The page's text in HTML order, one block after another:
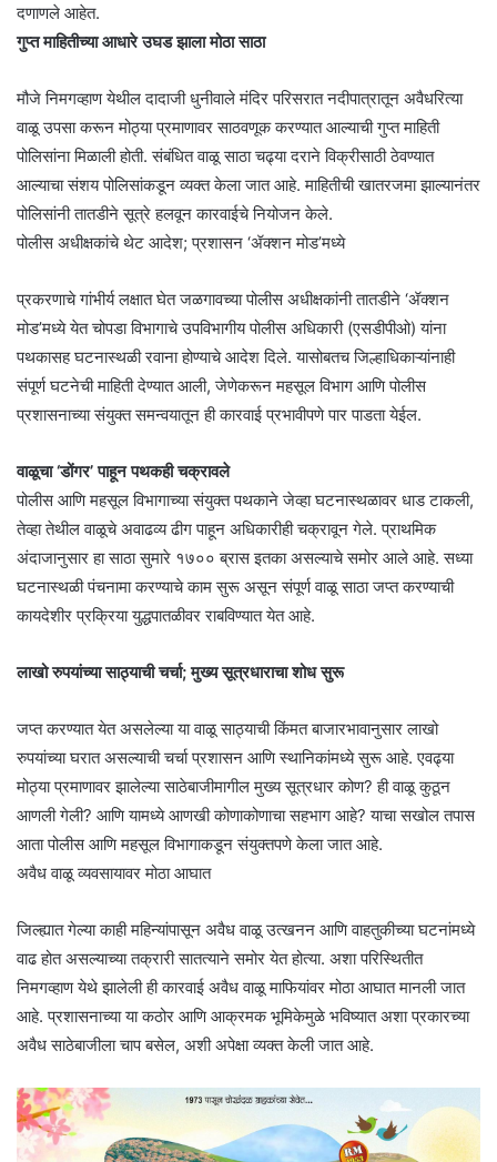
दणाणले आहेत.
गुप्त माहितीच्या आधारे उघड झाला मोठा साठा
मौजे निमगव्हाण येथील दादाजी धुनीवाले मंदिर परिसरात नदीपात्रातून अवैधरित्या
वाळू उपसा करून मोठ्या प्रमाणावर साठवणूक करण्यात आल्याची गुप्त माहिती
पोलिसांना मिळाली होती. संबंधित वाळू साठा चढ्या दराने विक्रीसाठी ठेवण्यात
आल्याचा संशय पोलिसांकडून व्यक्त केला जात आहे. माहितीची खातरजमा झाल्यानंतर
पोलिसांनी तातडीने सूत्रे हलवून कारवाईचे नियोजन केले.
पोलीस अधीक्षकांचे थेट आदेश; प्रशासन ‘ॲक्शन मोड’मध्ये
प्रकरणाचे गांभीर्य लक्षात घेत जळगावच्या पोलीस अधीक्षकांनी तातडीने ‘ॲक्शन
मोड’मध्ये येत चोपडा विभागाचे उपविभागीय पोलीस अधिकारी (एसडीपीओ) यांना
पथकासह घटनास्थळी रवाना होण्याचे आदेश दिले. यासोबतच जिल्हाधिकाऱ्यांनाही
संपूर्ण घटनेची माहिती देण्यात आली, जेणेकरून महसूल विभाग आणि पोलीस
प्रशासनाच्या संयुक्त समन्वयातून ही कारवाई प्रभावीपणे पार पाडता येईल.
वाळूचा ‘डोंगर’ पाहून पथकही चक्रावले
पोलीस आणि महसूल विभागाच्या संयुक्त पथकाने जेव्हा घटनास्थळावर धाड टाकली,
तेव्हा तेथील वाळूचे अवाढव्य ढीग पाहून अधिकारीही चक्रावून गेले. प्राथमिक
अंदाजानुसार हा साठा सुमारे १७०० ब्रास इतका असल्याचे समोर आले आहे. सध्या
घटनास्थळी पंचनामा करण्याचे काम सुरू असून संपूर्ण वाळू साठा जप्त करण्याची
कायदेशीर प्रक्रिया युद्धपातळीवर राबविण्यात येत आहे.
लाखो रुपयांच्या साठ्याची चर्चा; मुख्य सूत्रधाराचा शोध सुरू
जप्त करण्यात येत असलेल्या या वाळू साठ्याची किंमत बाजारभावानुसार लाखो
रुपयांच्या घरात असल्याची चर्चा प्रशासन आणि स्थानिकांमध्ये सुरू आहे. एवढ्या
मोठ्या प्रमाणावर झालेल्या साठेबाजीमागील मुख्य सूत्रधार कोण? ही वाळू कुठून
आणली गेली? आणि यामध्ये आणखी कोणाकोणाचा सहभाग आहे? याचा सखोल तपास
आता पोलीस आणि महसूल विभागाकडून संयुक्तपणे केला जात आहे.
अवैध वाळू व्यवसायावर मोठा आघात
जिल्ह्यात गेल्या काही महिन्यांपासून अवैध वाळू उत्खनन आणि वाहतुकीच्या घटनांमध्ये
वाढ होत असल्याच्या तक्रारी सातत्याने समोर येत होत्या. अशा परिस्थितीत
निमगव्हाण येथे झालेली ही कारवाई अवैध वाळू माफियांवर मोठा आघात मानली जात
आहे. प्रशासनाच्या या कठोर आणि आक्रमक भूमिकेमुळे भविष्यात अशा प्रकारच्या
अवैध साठेबाजीला चाप बसेल, अशी अपेक्षा व्यक्त केली जात आहे.